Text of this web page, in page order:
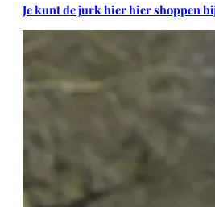
Je kunt de jurk hier hier shoppen